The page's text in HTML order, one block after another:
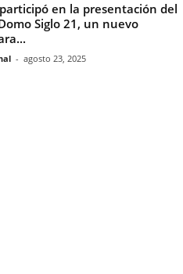
en la presentación del
Siglo 21, un nuevo
- agosto 23, 2025